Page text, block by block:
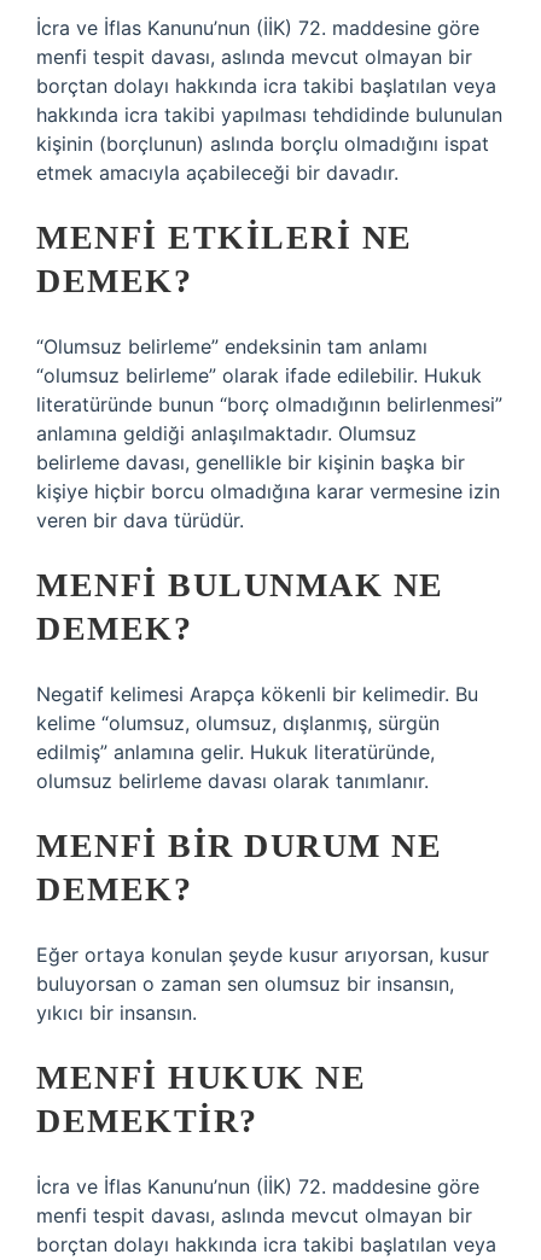
İcra ve İflas Kanunu’nun (İİK) 72. maddesine göre
menfi tespit davası, aslında mevcut olmayan bir
borçtan dolayı hakkında icra takibi başlatılan veya
hakkında icra takibi yapılması tehdidinde bulunulan
kişinin (borçlunun) aslında borçlu olmadığını ispat
etmek amacıyla açabileceği bir davadır.
MENFI ETKILERI NE
DEMEK?
“Olumsuz belirleme” endeksinin tam anlamı
“olumsuz belirleme” olarak ifade edilebilir. Hukuk
literatüründe bunun “borç olmadığının belirlenmesi”
anlamına geldiği anlaşılmaktadır. Olumsuz
belirleme davası, genellikle bir kişinin başka bir
kişiye hiçbir borcu olmadığına karar vermesine izin
veren bir dava türüdür.
MENFI BULUNMAK NE
DEMEK?
Negatif kelimesi Arapça kökenli bir kelimedir. Bu
kelime “olumsuz, olumsuz, dışlanmış, sürgün
edilmiş” anlamına gelir. Hukuk literatüründe,
olumsuz belirleme davası olarak tanımlanır.
MENFI BIR DURUM NE
DEMEK?
Eğer ortaya konulan şeyde kusur arıyorsan, kusur
buluyorsan o zaman sen olumsuz bir insansın,
yıkıcı bir insansın.
MENFI HUKUK NE
DEMEKTIR?
İcra ve İflas Kanunu’nun (İİK) 72. maddesine göre
menfi tespit davası, aslında mevcut olmayan bir
borçtan dolayı hakkında icra takibi başlatılan veya